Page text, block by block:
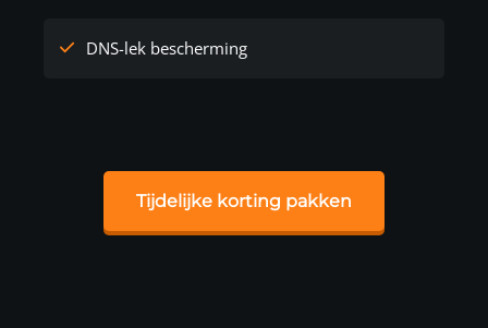
DNS-lek bescherming
Tijdelijke korting pakken